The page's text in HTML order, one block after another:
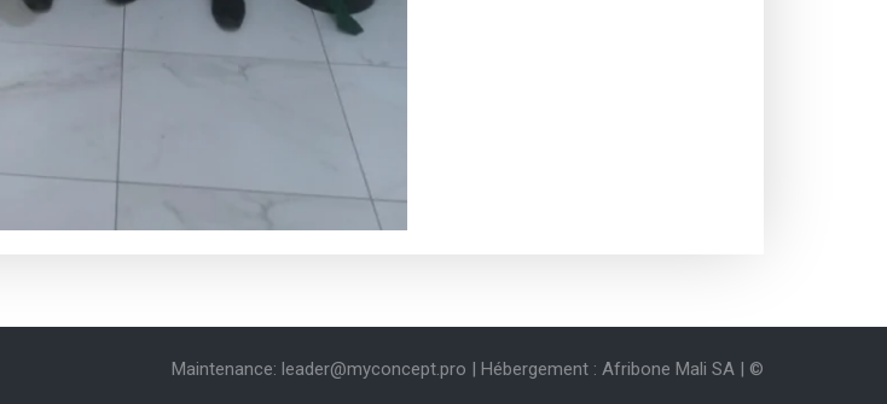
Maintenance: leader@myconcept.pro | Hébergement : Afribone Mali SA | ©